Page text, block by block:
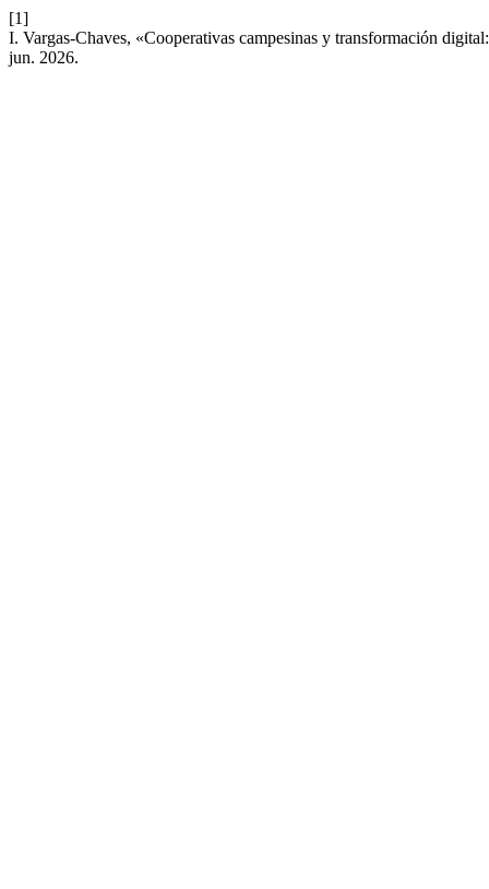
[1]
I. Vargas-Chaves, «Cooperativas campesinas y transformación
jun. 2026.